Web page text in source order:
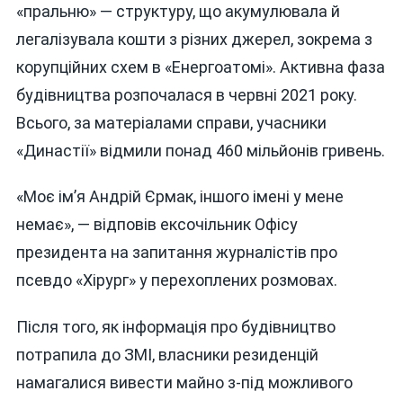
«пральню» — структуру, що акумулювала й
легалізувала кошти з різних джерел, зокрема з
корупційних схем в «Енергоатомі». Активна фаза
будівництва розпочалася в червні 2021 року.
Всього, за матеріалами справи, учасники
«Династії» відмили понад 460 мільйонів гривень.
«Моє ім’я Андрій Єрмак, іншого імені у мене
немає», — відповів ексочільник Офісу
президента на запитання журналістів про
псевдо «Хірург» у перехоплених розмовах.
Після того, як інформація про будівництво
потрапила до ЗМІ, власники резиденцій
намагалися вивести майно з-під можливого